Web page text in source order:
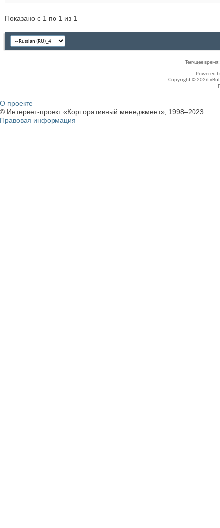
Показано с 1 по 1 из 1
Текущее время:
Powered
Copyright © 2026
О проекте
© Интернет-проект «Корпоративный менеджмент», 1998–2023
Правовая информация